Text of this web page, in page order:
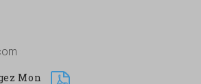
Mon